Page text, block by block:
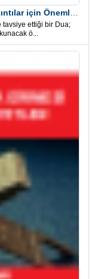
tavsiye ettiği bir Dua;
ö...